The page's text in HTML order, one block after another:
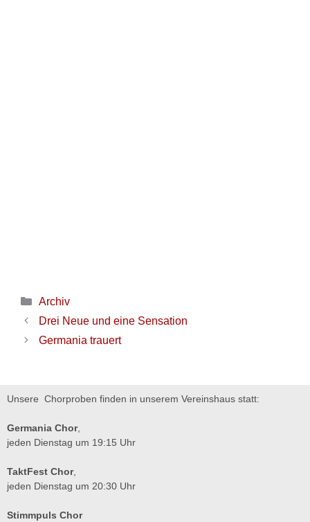
Archiv
Drei Neue und eine Sensation
Germania trauert
Unsere Chorproben finden in unserem Vereinshaus statt:
Germania Chor,
jeden Dienstag um 19:15 Uhr
TaktFest Chor,
jeden Dienstag um 20:30 Uhr
Stimmpuls Chor